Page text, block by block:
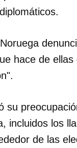
hace de
su
incluidos los
de las